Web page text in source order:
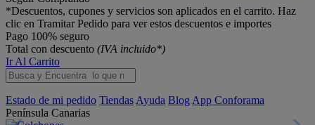
*Descuentos, cupones y servicios son aplicados en el carrito. Haz
clic en Tramitar Pedido para ver estos descuentos e importes
Pago 100% seguro
Total con descuento (IVA incluido*)
Ir Al Carrito
Estado de mi pedido Tiendas Ayuda Blog App Conforama
Península Canarias